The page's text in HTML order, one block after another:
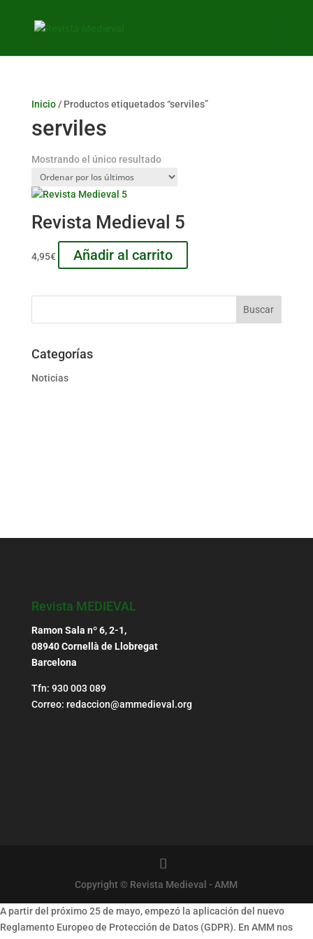
Inicio/ Productos etiquetados “serviles”
serviles
Mostrando el único resultado
Revista Medieval 5
4,95€ Añadir al carrito
Categorías
Noticias
Revista MEDIEVAL
Ramon Sala nº 6, 2-1,
08940 Cornellà de Llobregat
Barcelona
Tfn: 930 003 089
Correo: redaccion@ammedieval.org
Copyright © Revista Medieval - AMM
A partir del próximo 25 de mayo, empezó la aplicación del nuevo
Reglamento Europeo de Protección de Datos (GDPR). En AMM nos